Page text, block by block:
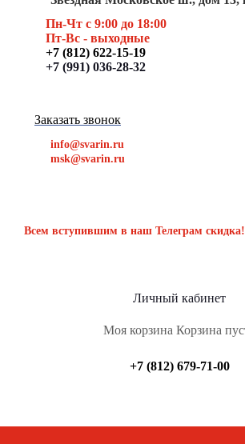
Пн-Чт с 9:00 до 18:00
Пт-Вс - выходные
+7 (812) 622-15-19
+7 (991) 036-28-32
Заказать звонок
info@svarin.ru
msk@svarin.ru
Всем вступившим в наш Телеграм скидка!
Личный кабинет
Моя корзина Корзина
+7 (812) 679-71-00